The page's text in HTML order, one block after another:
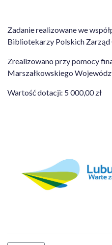
Zadanie realizowane we
Bibliotekarzy Polskich Zarząd
Zrealizowano przy pomocy
Marszałkowskiego
Wartość dotacji: 5 000,00 zł